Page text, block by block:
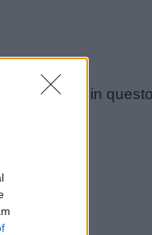
animali
; in questo